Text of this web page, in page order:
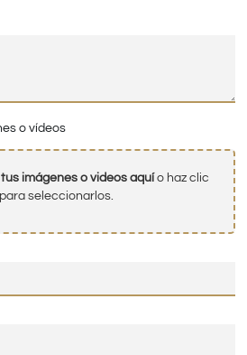
o vídeos
imágenes o videos aquío haz clic
para seleccionarlos.